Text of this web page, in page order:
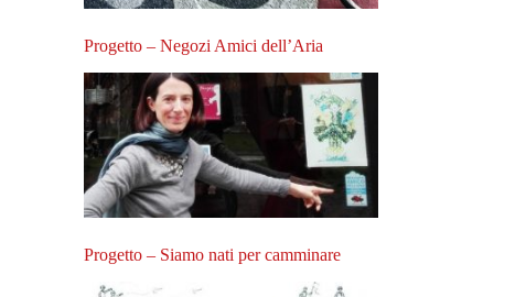
Progetto – Negozi Amici dell’Aria
Progetto – Siamo nati per camminare